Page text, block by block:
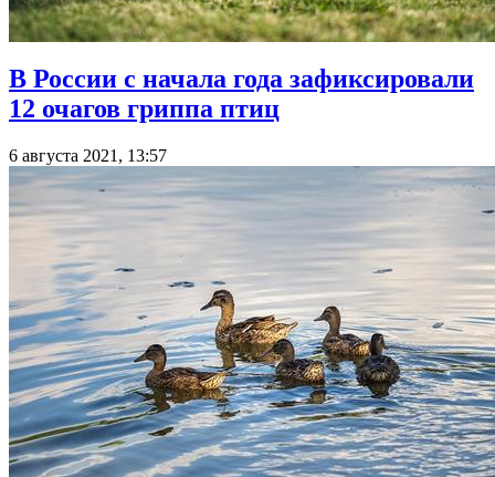
В России с начала года зафиксировали
12 очагов гриппа птиц
6 августа 2021, 13:57